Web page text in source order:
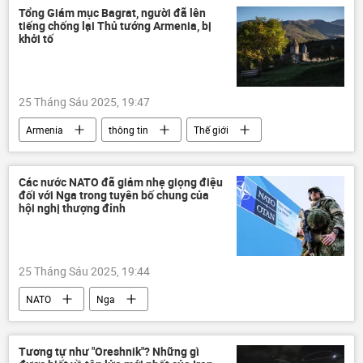
Hồ Đức Phớc
Tổng Giám mục Bagrat, người đã lên
tiếng chống lại Thủ tướng Armenia, bị
khởi tố
25 Tháng Sáu 2025, 19:47
Armenia thông tin
Thế giới
Chính trị
khởi tố truy tố
Các nước NATO đã giảm nhẹ giọng điệu
đối với Nga trong tuyên bố chung của
hội nghị thượng đỉnh
25 Tháng Sáu 2025, 19:44
NATO
Nga
hội nghị thượng đỉnh NATO
Ukraina
Thế giới
thông tin
phương Tây
Tương tự như "Oreshnik"? Những gì